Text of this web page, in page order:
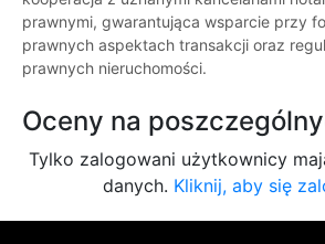
prawnymi, gwarantująca wsparcie przy
prawnych aspektach transakcji oraz
prawnych nieruchomości.
Oceny na
Tylko zalogowani użytkownicy
danych. Kliknij, aby się